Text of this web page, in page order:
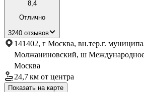
8,4
Отлично
3240 отзывов
141402, г Москва, вн.тер.г.
Молжаниновский, ш
Москва
24,7 км от центра
Показать на карте